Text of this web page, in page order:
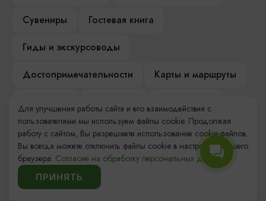
Сувениры
Гостевая книга
Гиды и экскурсоводы
Достопримечательности
Карты и маршруты
Компас Балтийской кухни
Настоящий Калининградец
Музеи
Для улучшения работы сайта и его взаимодействия с
пользователями мы используем файлы cookie. Продолжая
работу с сайтом, Вы разрешаете использование cookie-файлов.
Вы всегда можете отключить файлы cookie в настройках Вашего
браузера. Согласие на обработку персональных данных.
ПРИНЯТЬ